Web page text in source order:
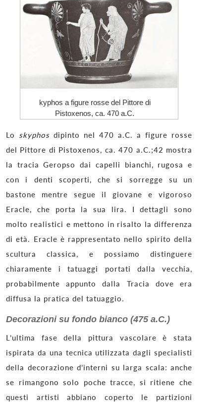
kyphos a figure rosse del Pittore di
Pistoxenos, ca. 470 a.C.
Lo skyphos dipinto nel 470 a.C. a figure rosse
del Pittore di Pistoxenos, ca. 470 a.C.;42 mostra
la tracia Geropso dai capelli bianchi, rugosa e
con i denti scoperti, che si sorregge su un
bastone mentre segue il giovane e vigoroso
Eracle, che porta la sua lira. I dettagli sono
molto realistici e mettono in risalto la differenza
di età. Eracle è rappresentato nello spirito della
scultura classica, e possiamo distinguere
chiaramente i tatuaggi portati dalla vecchia,
probabilmente appunto dalla Tracia dove era
diffusa la pratica del tatuaggio.
Decorazioni su fondo bianco (475 a.C.)
L’ultima fase della pittura vascolare è stata
ispirata da una tecnica utilizzata dagli specialisti
della decorazione d’interni su larga scala: anche
se rimangono solo poche tracce, si ritiene che
questi artisti abbiano coperto le partizioni